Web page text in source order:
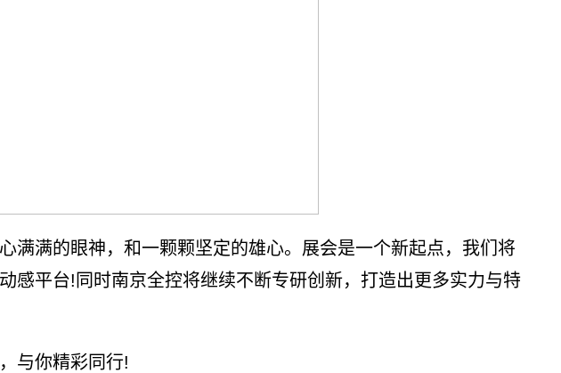
满的眼神，和一颗颗坚定的雄心。展会是一个新起点，我们将
感平台!同时南京全控将继续不断专研创新，打造出更多实力与特
与你精彩同行!